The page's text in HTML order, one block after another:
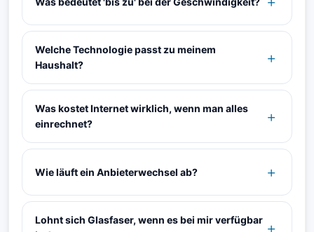
Welche Technologie passt zu meinem
Haushalt?
Was kostet Internet wirklich, wenn man alles
einrechnet?
Wie läuft ein Anbieterwechsel ab?
Lohnt sich Glasfaser, wenn es bei mir verfügbar